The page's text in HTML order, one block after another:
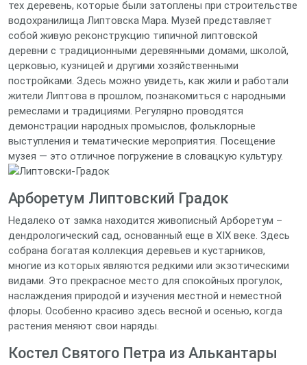
тех деревень, которые были затоплены при строительстве
водохранилища Липтовска Мара. Музей представляет
собой живую реконструкцию типичной липтовской
деревни с традиционными деревянными домами, школой,
церковью, кузницей и другими хозяйственными
постройками. Здесь можно увидеть, как жили и работали
жители Липтова в прошлом, познакомиться с народными
ремеслами и традициями. Регулярно проводятся
демонстрации народных промыслов, фольклорные
выступления и тематические мероприятия. Посещение
музея — это отличное погружение в словацкую культуру.
Арборетум Липтовский Градок
Недалеко от замка находится живописный Арборетум –
дендрологический сад, основанный еще в XIX веке. Здесь
собрана богатая коллекция деревьев и кустарников,
многие из которых являются редкими или экзотическими
видами. Это прекрасное место для спокойных прогулок,
наслаждения природой и изучения местной и неместной
флоры. Особенно красиво здесь весной и осенью, когда
растения меняют свои наряды.
Костел Святого Петра из Алькантары